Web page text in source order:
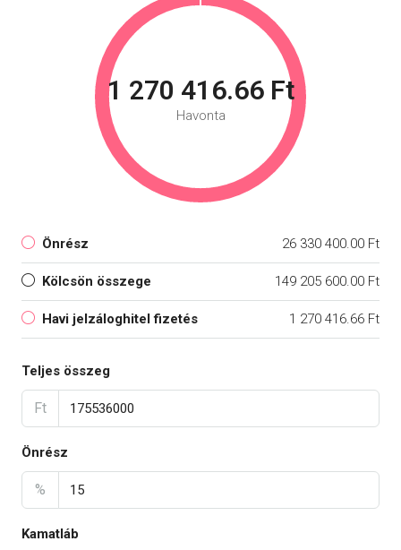
1 270 416.66 Ft
Havonta
Önrész 26 330 400.00 Ft
Kölcsön összege 149 205 600.00 Ft
Havi jelzáloghitel fizetés 1 270 416.66 Ft
Teljes összeg
Ft
Önrész
%
Kamatláb